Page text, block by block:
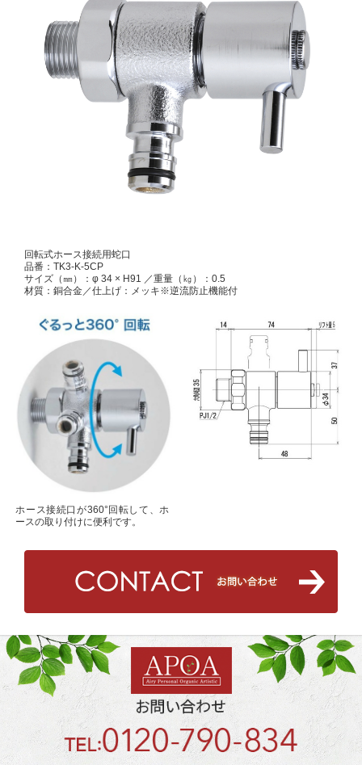
回転式ホース接続用蛇口
品番：TK3-K-5CP
サイズ（㎜）：φ 34 × H91 ／重量（㎏）：0.5
材質：銅合金／仕上げ：メッキ※逆流防止機能付
ホース接続口が360°回転して、ホ
ースの取り付けに便利です。